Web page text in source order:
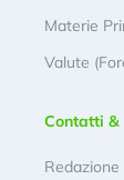
Materie
Valute
Contatti &
Redazione